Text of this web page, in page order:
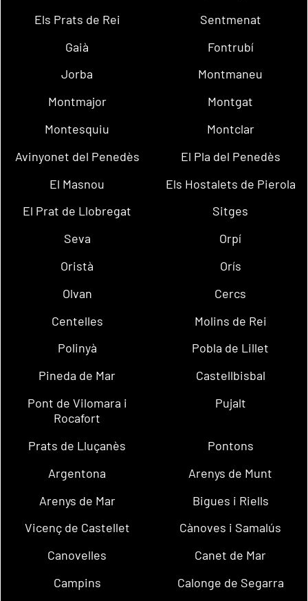
Els Prats de Rei
Sentmenat
Gaià
Fontrubí
Jorba
Montmaneu
Montmajor
Montgat
Montesquiu
Montclar
Avinyonet del Penedès
El Pla del Penedès
El Masnou
Els Hostalets de Pierola
El Prat de Llobregat
Sitges
Seva
Orpí
Oristà
Orís
Olvan
Cercs
Centelles
Molins de Rei
Polinyà
Pobla de Lillet
Pineda de Mar
Castellbisbal
Pont de Vilomara i
Rocafort
Pujalt
Prats de Lluçanès
Pontons
Argentona
Arenys de Munt
Arenys de Mar
Bigues i Riells
Vicenç de Castellet
Cànoves i Samalús
Canovelles
Canet de Mar
Campins
Calonge de Segarra